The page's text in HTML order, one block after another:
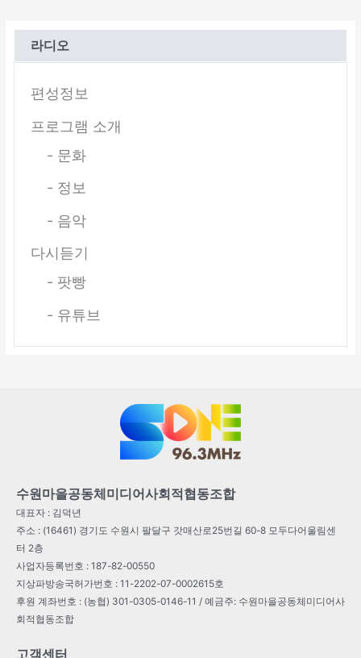
라디오
편성정보
프로그램 소개
- 문화
- 정보
- 음악
다시듣기
- 팟빵
- 유튜브
수원마을공동체미디어사회적협동조합
대표자 : 김덕년
주소 : (16461) 경기도 수원시 팔달구 갓매산로25번길 60-8 모두다어울림센
터 2층
사업자등록번호 : 187-82-00550
지상파방송국허가번호 : 11-2202-07-0002615호
후원 계좌번호 : (농협) 301-0305-0146-11 / 예금주: 수원마을공동체미디어사
회적협동조합
고객센터